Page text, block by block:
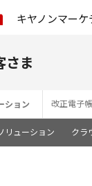
キヤノンマー
さま
ション 改正電子
リューション クラ